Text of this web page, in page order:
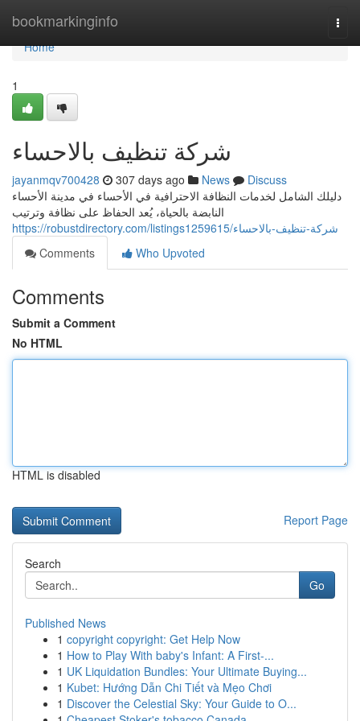
bookmarkinginfo
Home
Home
1
شركة تنظيف بالاحساء
jayanmqv700428 307 days ago News
Discuss
دليلك الشامل لخدمات النظافة الاحترافية في الأحساء في مدينة الأحساء
النابضة بالحياة، يُعد الحفاظ على نظافة وترتيب
https://robustdirectory.com/listings1259615/شركة-تنظيف-بالاحساء
Comments
Who Upvoted
Comments
Submit a Comment
No HTML
HTML is disabled
Report Page
Search
Go
Published News
1 copyright copyright: Get Help Now
1 How to Play With baby's Infant: A First-...
1 UK Liquidation Bundles: Your Ultimate Buying...
1 Kubet: Hướng Dẫn Chi Tiết và Mẹo Chơi
1 Discover the Celestial Sky: Your Guide to O...